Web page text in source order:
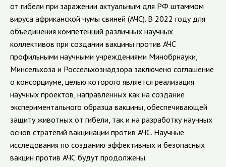
от гибели при заражении актуальным для РФ штаммом
вируса африканской чумы свиней (АЧС). В 2022 году для
объединения компетенций различных научных
коллективов при создании вакцины против АЧС
профильными научными учреждениями Минобрнауки,
Минсельхоза и Россельхознадзора заключено соглашение
о консорциуме, целью которого является реализация
научных проектов, направленных как на создание
экспериментального образца вакцины, обеспечивающей
защиту животных от гибели, так и на разработку научных
основ стратегий вакцинации против АЧС. Научные
исследования по созданию эффективных и безопасных
вакцин против АЧС будут продолжены.